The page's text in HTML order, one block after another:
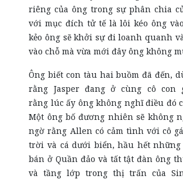
riêng của ông trong sự phân chia
với mục đích tử tế là lôi kéo ông
kẻo ông sẽ khởi sự đi loanh quanh
vào chỗ mà vừa mới đây ông không
Ông biết con tàu hai buồm đã đến,
rằng Jasper đang ở cùng cô con
rằng lúc ấy ông không nghĩ điều đó
Một ông bố đương nhiên sẽ không
ngờ rằng Allen có cảm tình với cô
trời và cá dưới biển, hầu hết
bán ở Quần đảo và tất tật đàn ông
và tầng lớp trong thị trấn của